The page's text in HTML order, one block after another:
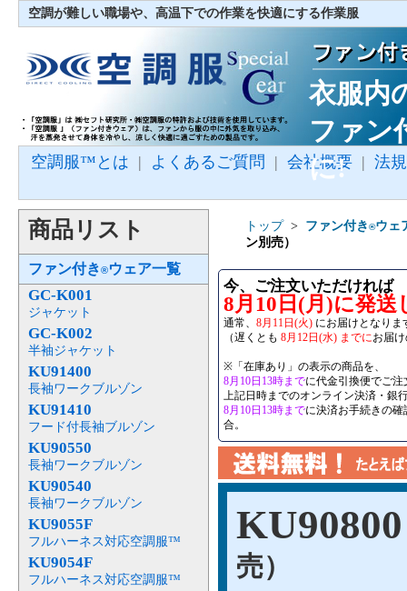
空調が難しい職場や、高温下での作業を快適にする作業服
衣服内
ファン
に!
空調服™とは | よくあるご質問 | 会社概要 | 法
トップ> ファン付き®ウェ
ン別売）
今、ご注文いただければ
8月10日(月)に発送
通常、 8月11日(火) にお届けとなりま
（遅くとも 8月12日(水) までにお届
※「在庫あり」の表示の商品を、
8月10日13時までに代金引換便でご注
上記日時までのオンライン決済・銀
8月10日13時までに決済お手続きの確
合。
KU90800
売）
商品リスト
ファン付き®ウェア一覧
GC-K001
ジャケット
GC-K002
半袖ジャケット
KU91400
長袖ワークブルゾン
KU91410
フード付長袖ブルゾン
KU90550
長袖ワークブルゾン
KU90540
長袖ワークブルゾン
KU9055F
フルハーネス対応空調服™
KU9054F
フルハーネス対応空調服™